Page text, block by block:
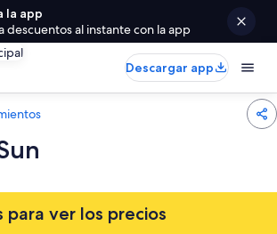
la app
descuentos al instante con la app
Descargar app
para ver los precios